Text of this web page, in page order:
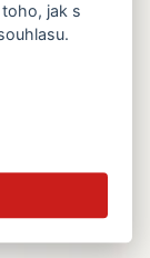
jak s